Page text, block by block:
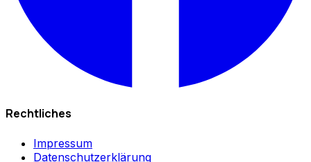
Rechtliches
Impressum
Datenschutzerklärung